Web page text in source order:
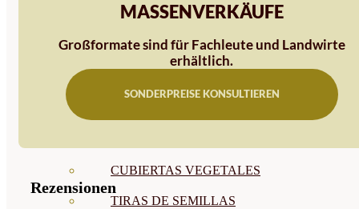
SEMILLAS TRADICIONALES
SEMILLAS BRASICAS
CUBIERTAS VEGETALES
TIRAS DE SEMILLAS
MASSENVERKÄUFE
Großformate sind für Fachleute und Landwirte
erhältlich.
SONDERPREISE KONSULTIEREN
Rezensionen